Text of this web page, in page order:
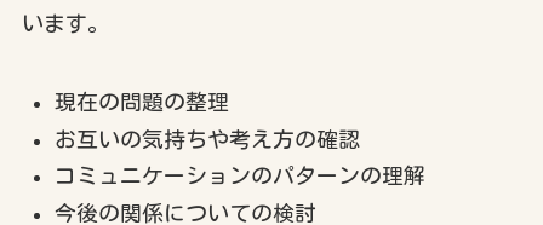
います。
現在の問題の整理
お互いの気持ちや考え方の確認
コミュニケーションのパターンの理解
今後の関係についての検討